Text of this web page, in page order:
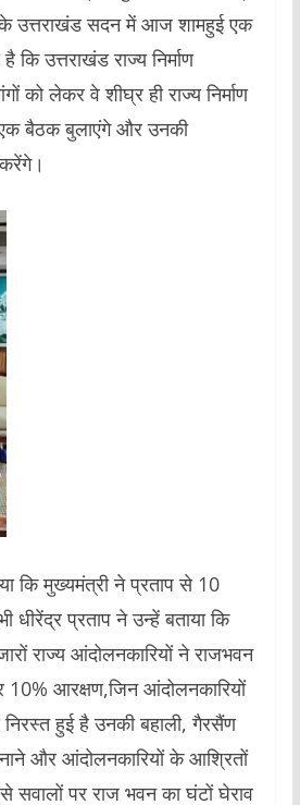
के उत्तराखंड सदन में आज शामहुई एक
कि उत्तराखंड राज्य निर्माण
को लेकर वे शीघ्र ही राज्य निर्माण
बैठक बुलाएंगे और उनकी
कि मुख्यमंत्री ने प्रताप से 10
धीरेंद्र प्रताप ने उन्हें बताया कि
राज्य आंदोलनकारियों ने राजभवन
10% आरक्षण,जिन आंदोलनकारियों
निरस्त हुई है उनकी बहाली, गैरसैंण
और आंदोलनकारियों के आश्रितों
सवालों पर राज भवन का घंटों घेराव